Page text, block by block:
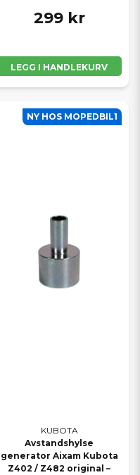
299 kr
LEGG I HANDLEKURV
KUBOTA
Avstandshylse
generator Aixam Kubota
Z402 / Z482 original –
NY HOS MOPEDBIL1